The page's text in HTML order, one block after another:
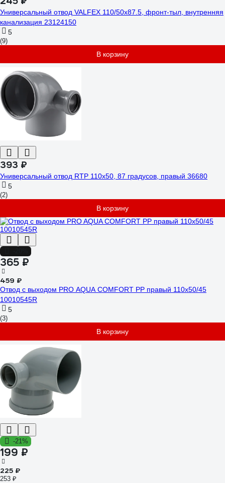
Универсальный отвод VALFEX 110/50x87.5, фронт-тыл, внутренняя
канализация 23124150
5
(9)
В корзину
393 ₽
Универсальный отвод RTP 110х50, 87 градусов, правый 36680
5
(2)
В корзину
365 ₽
459 ₽
Отвод с выходом PRO AQUA COMFORT PP правый 110x50/45
10010545R
5
(3)
В корзину
-21%
199 ₽
225 ₽
253 ₽